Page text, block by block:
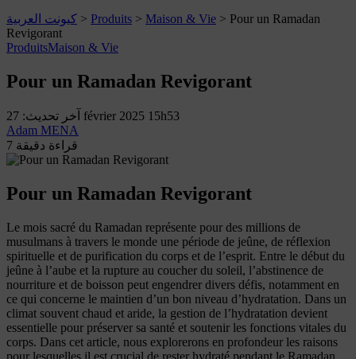
كيونت العربية > Produits > Maison & Vie > Pour un Ramadan
Revigorant
ProduitsMaison & Vie
Pour un Ramadan Revigorant
آخر تحديث: 27 février 2025 15h53
Adam MENA
7 قراءة دقيقة
Pour un Ramadan Revigorant
Le mois sacré du Ramadan représente pour des millions de
musulmans à travers le monde une période de jeûne, de réflexion
spirituelle et de purification du corps et de l’esprit. Entre le début du
jeûne à l’aube et la rupture au coucher du soleil, l’abstinence de
nourriture et de boisson peut engendrer divers défis, notamment en
ce qui concerne le maintien d’un bon niveau d’hydratation. Dans un
climat souvent chaud et aride, la gestion de l’hydratation devient
essentielle pour préserver sa santé et soutenir les fonctions vitales du
corps. Dans cet article, nous explorerons en profondeur les raisons
pour lesquelles il est crucial de rester hydraté pendant le Ramadan,